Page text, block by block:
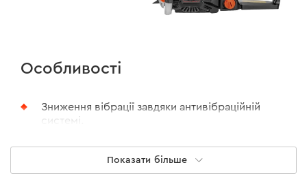
Особливості
Зниження вібрації завдяки антивібраційній
системі.
Повітряна заслінка карбюратора
відкривається автоматично в момент
натискання на важіль дроселя.
Показати більше